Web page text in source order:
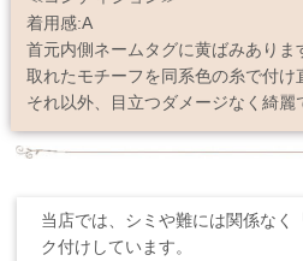
着用感:A
首元内側ネームタグに黄ばみありま
取れたモチーフを同系色の糸で付け
それ以外、目立つダメージなく綺麗
当店では、シミや難には関係なく
ク付けしています。